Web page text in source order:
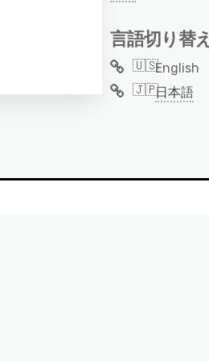
言語切り替え
English
日本語